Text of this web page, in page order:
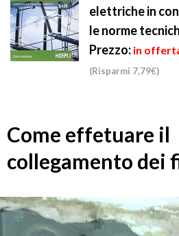
elettriche in
le norme
Prezzo: in
(Risparmi 7,79€)
Come effetuare il
collegamento dei